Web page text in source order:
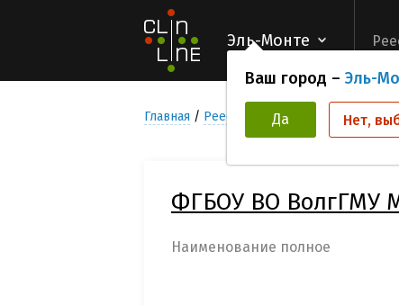
Эль-Монте
Ваш город – Эль-
Да Нет,
Главная Реестр Медицинских
ФГБОУ ВО ВолгГМУ
Наименование полное